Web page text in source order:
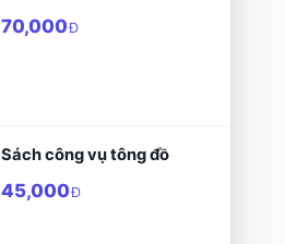
Giá
70,000Đ
Sách công vụ tông đồ
45,000Đ